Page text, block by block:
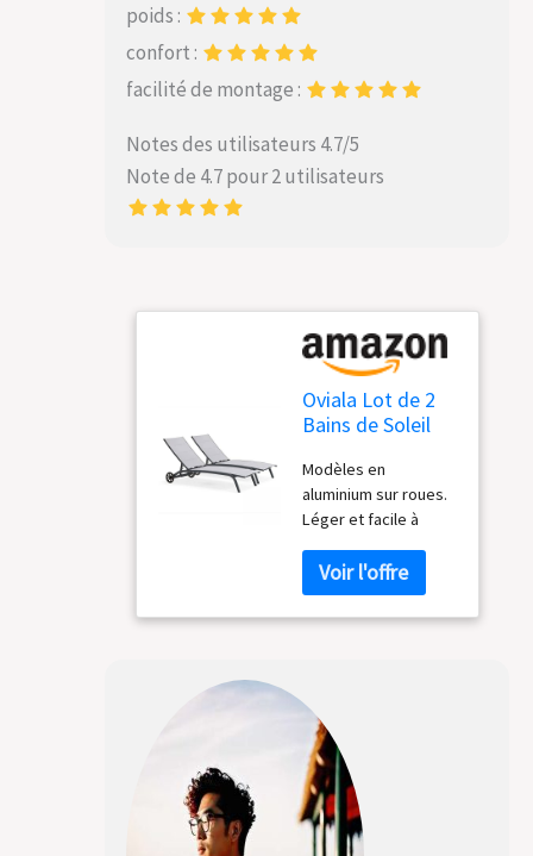
poids :
confort :
facilité de montage :
Notes des utilisateurs 4.7/5
Note de 4.7 pour 2 utilisateurs
Oviala Lot de 2
Bains de Soleil
Gris
Modèles en
aluminium sur roues.
Léger et facile à
textilène, matière
respirante. Ne
marque pas en cas
4 positions. Idéal
pour passer du mode
lecture au mode
sieste Dimensions
longueur 190 cm x
Largeur totale 70 cm